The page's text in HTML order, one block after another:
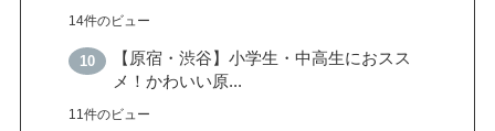
14件のビュー
【原宿・渋谷】小学生・中高生におスス
メ！かわいい原...
11件のビュー